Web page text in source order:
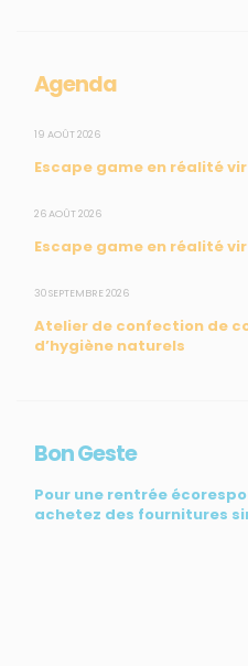
Agenda
19 AOÛT 2026
Escape game en réalité
26 AOÛT 2026
Escape game en réalité
30 SEPTEMBRE 2026
Atelier de confection de
d’hygiène naturels
Bon Geste
Pour une rentrée
achetez des fournitures
SUIVEZ-NOUS
CONTACT
Mail : info@madininair.fr